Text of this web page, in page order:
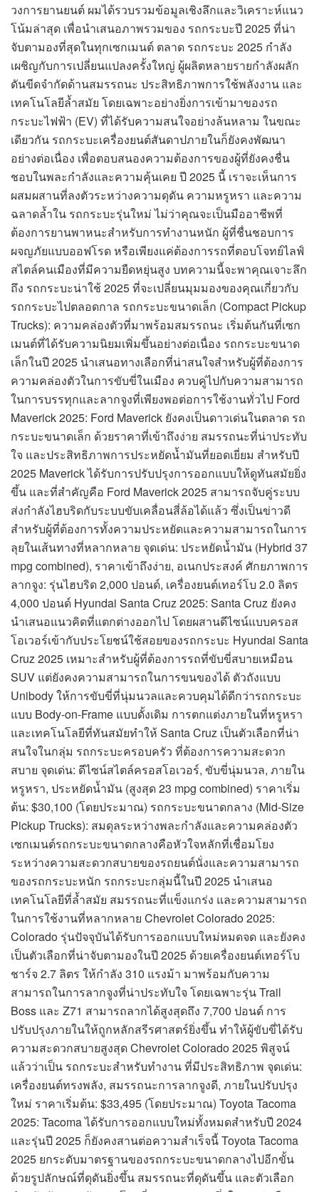
วงการยานยนต์ ผมได้รวบรวมข้อมูลเชิงลึกและวิเคราะห์แนว
โน้มล่าสุด เพื่อนำเสนอภาพรวมของ รถกระบะปี 2025 ที่น่า
จับตามองที่สุดในทุกเซกเมนต์ ตลาด รถกระบะ 2025 กำลัง
เผชิญกับการเปลี่ยนแปลงครั้งใหญ่ ผู้ผลิตหลายรายกำลังผลัก
ดันขีดจำกัดด้านสมรรถนะ ประสิทธิภาพการใช้พลังงาน และ
เทคโนโลยีล้ำสมัย โดยเฉพาะอย่างยิ่งการเข้ามาของรถ
กระบะไฟฟ้า (EV) ที่ได้รับความสนใจอย่างล้นหลาม ในขณะ
เดียวกัน รถกระบะเครื่องยนต์สันดาปภายในก็ยังคงพัฒนา
อย่างต่อเนื่อง เพื่อตอบสนองความต้องการของผู้ที่ยังคงชื่น
ชอบในพละกำลังและความคุ้นเคย ปี 2025 นี้ เราจะเห็นการ
ผสมผสานที่ลงตัวระหว่างความดุดัน ความหรูหรา และความ
ฉลาดล้ำใน รถกระบะรุ่นใหม่ ไม่ว่าคุณจะเป็นมืออาชีพที่
ต้องการยานพาหนะสำหรับการทำงานหนัก ผู้ที่ชื่นชอบการ
ผจญภัยแบบออฟโรด หรือเพียงแค่ต้องการรถที่ตอบโจทย์ไลฟ์
สไตล์คนเมืองที่มีความยืดหยุ่นสูง บทความนี้จะพาคุณเจาะลึก
ถึง รถกระบะน่าใช้ 2025 ที่จะเปลี่ยนมุมมองของคุณเกี่ยวกับ
รถกระบะไปตลอดกาล รถกระบะขนาดเล็ก (Compact Pickup
Trucks): ความคล่องตัวที่มาพร้อมสมรรถนะ เริ่มต้นกันที่เซก
เมนต์ที่ได้รับความนิยมเพิ่มขึ้นอย่างต่อเนื่อง รถกระบะขนาด
เล็กในปี 2025 นำเสนอทางเลือกที่น่าสนใจสำหรับผู้ที่ต้องการ
ความคล่องตัวในการขับขี่ในเมือง ควบคู่ไปกับความสามารถ
ในการบรรทุกและลากจูงที่เพียงพอต่อการใช้งานทั่วไป Ford
Maverick 2025: Ford Maverick ยังคงเป็นดาวเด่นในตลาด รถ
กระบะขนาดเล็ก ด้วยราคาที่เข้าถึงง่าย สมรรถนะที่น่าประทับ
ใจ และประสิทธิภาพการประหยัดน้ำมันที่ยอดเยี่ยม สำหรับปี
2025 Maverick ได้รับการปรับปรุงการออกแบบให้ดูทันสมัยยิ่ง
ขึ้น และที่สำคัญคือ Ford Maverick 2025 สามารถจับคู่ระบบ
ส่งกำลังไฮบริดกับระบบขับเคลื่อนสี่ล้อได้แล้ว ซึ่งเป็นข่าวดี
สำหรับผู้ที่ต้องการทั้งความประหยัดและความสามารถในการ
ลุยในเส้นทางที่หลากหลาย จุดเด่น: ประหยัดน้ำมัน (Hybrid 37
mpg combined), ราคาเข้าถึงง่าย, อเนกประสงค์ ศักยภาพการ
ลากจูง: รุ่นไฮบริด 2,000 ปอนด์, เครื่องยนต์เทอร์โบ 2.0 ลิตร
4,000 ปอนด์ Hyundai Santa Cruz 2025: Santa Cruz ยังคง
นำเสนอแนวคิดที่แตกต่างออกไป โดยผสานดีไซน์แบบครอส
โอเวอร์เข้ากับประโยชน์ใช้สอยของรถกระบะ Hyundai Santa
Cruz 2025 เหมาะสำหรับผู้ที่ต้องการรถที่ขับขี่สบายเหมือน
SUV แต่ยังคงความสามารถในการขนของได้ ตัวถังแบบ
Unibody ให้การขับขี่ที่นุ่มนวลและควบคุมได้ดีกว่ารถกระบะ
แบบ Body-on-Frame แบบดั้งเดิม การตกแต่งภายในที่หรูหรา
และเทคโนโลยีที่ทันสมัยทำให้ Santa Cruz เป็นตัวเลือกที่น่า
สนใจในกลุ่ม รถกระบะครอบครัว ที่ต้องการความสะดวก
สบาย จุดเด่น: ดีไซน์สไตล์ครอสโอเวอร์, ขับขี่นุ่มนวล, ภายใน
หรูหรา, ประหยัดน้ำมัน (สูงสุด 23 mpg combined) ราคาเริ่ม
ต้น: $30,100 (โดยประมาณ) รถกระบะขนาดกลาง (Mid-Size
Pickup Trucks): สมดุลระหว่างพละกำลังและความคล่องตัว
เซกเมนต์รถกระบะขนาดกลางคือหัวใจหลักที่เชื่อมโยง
ระหว่างความสะดวกสบายของรถยนต์นั่งและความสามารถ
ของรถกระบะหนัก รถกระบะกลุ่มนี้ในปี 2025 นำเสนอ
เทคโนโลยีที่ล้ำสมัย สมรรถนะที่แข็งแกร่ง และความสามารถ
ในการใช้งานที่หลากหลาย Chevrolet Colorado 2025:
Colorado รุ่นปัจจุบันได้รับการออกแบบใหม่หมดจด และยังคง
เป็นตัวเลือกที่น่าจับตามองในปี 2025 ด้วยเครื่องยนต์เทอร์โบ
ชาร์จ 2.7 ลิตร ให้กำลัง 310 แรงม้า มาพร้อมกับความ
สามารถในการลากจูงที่น่าประทับใจ โดยเฉพาะรุ่น Trail
Boss และ Z71 สามารถลากได้สูงสุดถึง 7,700 ปอนด์ การ
ปรับปรุงภายในให้ถูกหลักสรีรศาสตร์ยิ่งขึ้น ทำให้ผู้ขับขี่ได้รับ
ความสะดวกสบายสูงสุด Chevrolet Colorado 2025 พิสูจน์
แล้วว่าเป็น รถกระบะสำหรับทำงาน ที่มีประสิทธิภาพ จุดเด่น:
เครื่องยนต์ทรงพลัง, สมรรถนะการลากจูงดี, ภายในปรับปรุง
ใหม่ ราคาเริ่มต้น: $33,495 (โดยประมาณ) Toyota Tacoma
2025: Tacoma ได้รับการออกแบบใหม่ทั้งหมดสำหรับปี 2024
และรุ่นปี 2025 ก็ยังคงสานต่อความสำเร็จนี้ Toyota Tacoma
2025 ยกระดับมาตรฐานของรถกระบะขนาดกลางไปอีกขั้น
ด้วยรูปลักษณ์ที่ดุดันยิ่งขึ้น สมรรถนะที่ดุดันขึ้น และตัวเลือก